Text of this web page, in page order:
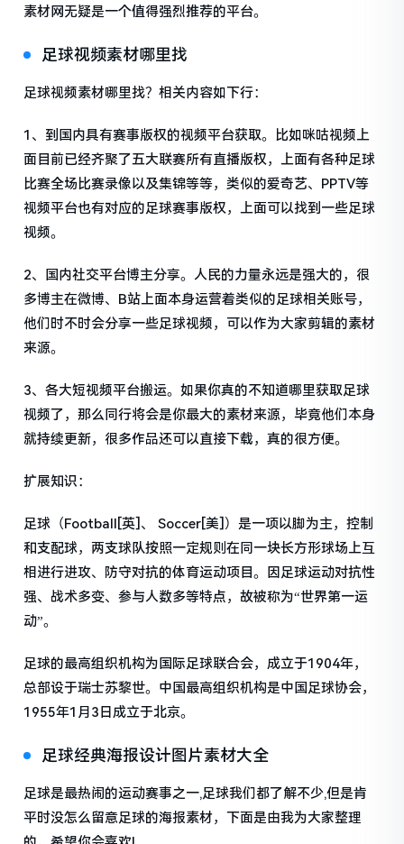
素材网无疑是一个值得强烈推荐的平台。
足球视频素材哪里找
足球视频素材哪里找？相关内容如下行：
1、到国内具有赛事版权的视频平台获取。比如咪咕视频上
面目前已经齐聚了五大联赛所有直播版权，上面有各种足球
比赛全场比赛录像以及集锦等等，类似的爱奇艺、PPTV等
视频平台也有对应的足球赛事版权，上面可以找到一些足球
视频。
2、国内社交平台博主分享。人民的力量永远是强大的，很
多博主在微博、B站上面本身运营着类似的足球相关账号，
他们时不时会分享一些足球视频，可以作为大家剪辑的素材
来源。
3、各大短视频平台搬运。如果你真的不知道哪里获取足球
视频了，那么同行将会是你最大的素材来源，毕竟他们本身
就持续更新，很多作品还可以直接下载，真的很方便。
扩展知识：
足球（Football[英]、 Soccer[美]）是一项以脚为主，控制
和支配球，两支球队按照一定规则在同一块长方形球场上互
相进行进攻、防守对抗的体育运动项目。因足球运动对抗性
强、战术多变、参与人数多等特点，故被称为“世界第一运
动”。
足球的最高组织机构为国际足球联合会，成立于1904年，
总部设于瑞士苏黎世。中国最高组织机构是中国足球协会，
1955年1月3日成立于北京。
足球经典海报设计图片素材大全
足球是最热闹的运动赛事之一,足球我们都了解不少,但是肯
平时没怎么留意足球的海报素材，下面是由我为大家整理